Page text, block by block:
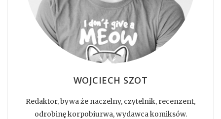
WOJCIECH SZOT
Redaktor, bywa że naczelny, czytelnik, recenzent,
odrobinę korpobiurwa, wydawca komiksów.